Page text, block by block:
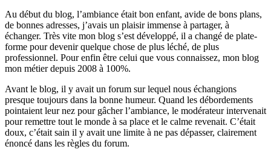
Au début du blog, l’ambiance était bon enfant, avide de bons plans,
de bonnes adresses, j’avais un plaisir immense à partager, à
échanger. Très vite mon blog s’est développé, il a changé de plate-
forme pour devenir quelque chose de plus léché, de plus
professionnel. Pour enfin être celui que vous connaissez, mon blog
mon métier depuis 2008 à 100%.
Avant le blog, il y avait un forum sur lequel nous échangions
presque toujours dans la bonne humeur. Quand les débordements
pointaient leur nez pour gâcher l’ambiance, le modérateur intervenait
pour remettre tout le monde à sa place et le calme revenait. C’était
doux, c’était sain il y avait une limite à ne pas dépasser, clairement
énoncé dans les règles du forum.